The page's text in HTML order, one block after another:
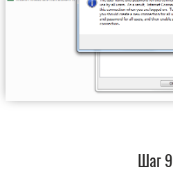
Шаг 9